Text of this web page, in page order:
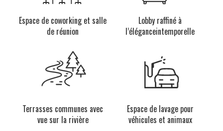
Espace de coworking et salle
de réunion
Lobby raffiné à
l’éléganceintemporelle
Terrasses communes avec
vue sur la rivière
Espace de lavage pour
véhicules et animaux